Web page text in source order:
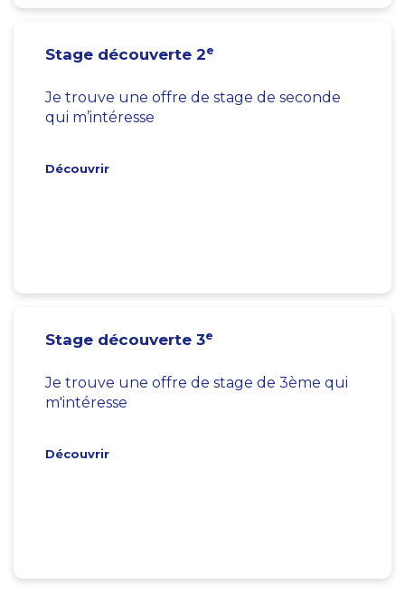
Stage découverte 2e
Je trouve une offre de stage de seconde
qui m’intéresse
Découvrir
Stage découverte 3e
Je trouve une offre de stage de 3ème qui
m'intéresse
Découvrir